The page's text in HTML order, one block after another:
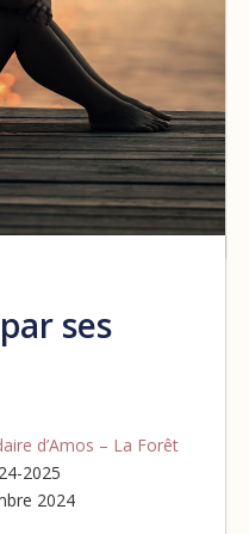
ses
d’Amos – La Forêt
2025
2024